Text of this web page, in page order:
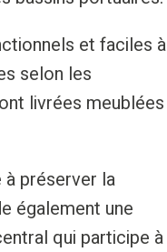
et faciles à
selon les
livrées meublées
à préserver la
également une
qui participe à